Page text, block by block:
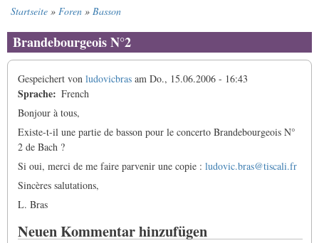
Startseite Foren Basson
Brandebourgeois N°2
Gespeichert von ludovicbras am Do., 15.06.2006 - 16:43
Sprache
French
Bonjour à tous,
Existe-t-il une partie de basson pour le concerto Brandebourgeois N°
2 de Bach ?
Si oui, merci de me faire parvenir une copie : ludovic.bras@tiscali.fr
Sincères salutations,
L. Bras
Neuen Kommentar hinzufügen